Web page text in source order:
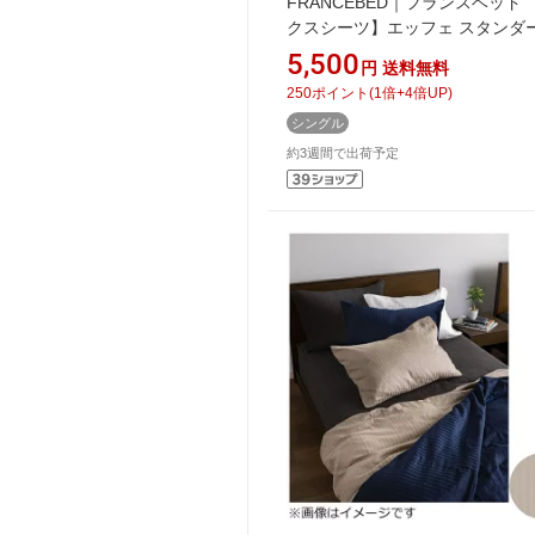
クスシーツ】エッフェ スタン
薄型シングルサイズ(綿
100%/97×195×20cm/キナリ) フ
ベッド
5,500 円 送料無料
250ポイント (1 倍+4倍UP)
シングル
約3週間で出荷予定